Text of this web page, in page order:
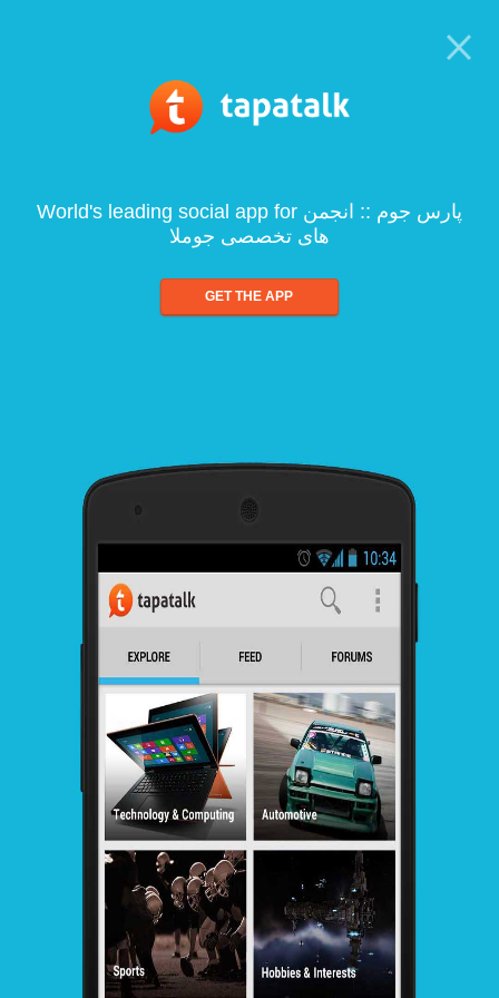
World's leading social app for پارس جوم :: انجمن
های تخصصی جوملا
GET THE APP